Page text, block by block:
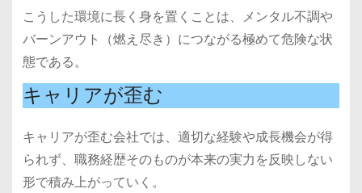
こうした環境に長く身を置くことは、メンタル不調や
バーンアウト（燃え尽き）につながる極めて危険な状
態である。
キャリアが歪む
キャリアが歪む会社では、適切な経験や成長機会が得
られず、職務経歴そのものが本来の実力を反映しない
形で積み上がっていく。